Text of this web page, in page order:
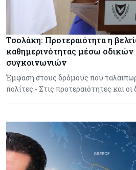
Τσολάκη: Προτεραιότητα η
καθημερινότητας μέσω οδικών
συγκοινωνιών
Έμφαση στους δρόμους που
πολίτες - Στις προτεραιότητες και